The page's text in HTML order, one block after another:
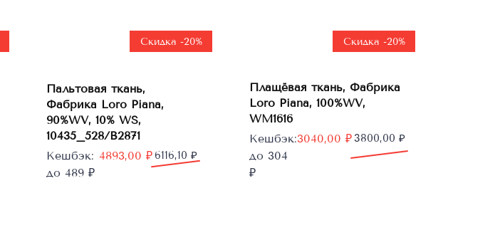
В
корзину
Скидка -20%
Пальтовая ткань,
Фабрика Loro Piana,
90%WV, 10% WS,
10435_528/B2871
6116,10 ₽
Первоначальная
цена
4893,00 ₽
Текущая
цена:
Кешбэк:
до 489 ₽
В
корзину
Скидка -20%
Плащёвая ткань, Фабрика
Loro Piana, 100%WV,
WM1616
3800,00₽
Первоначальная
цена
составляла
3040,00 ₽
Текущая
цена:
3040,00 ₽.
Кешбэк:
до 304
₽